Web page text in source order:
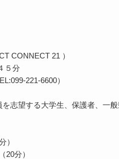
CONNECT 21 ）
５分
221-6600）
志望する大学生、保護者、一
）
分）